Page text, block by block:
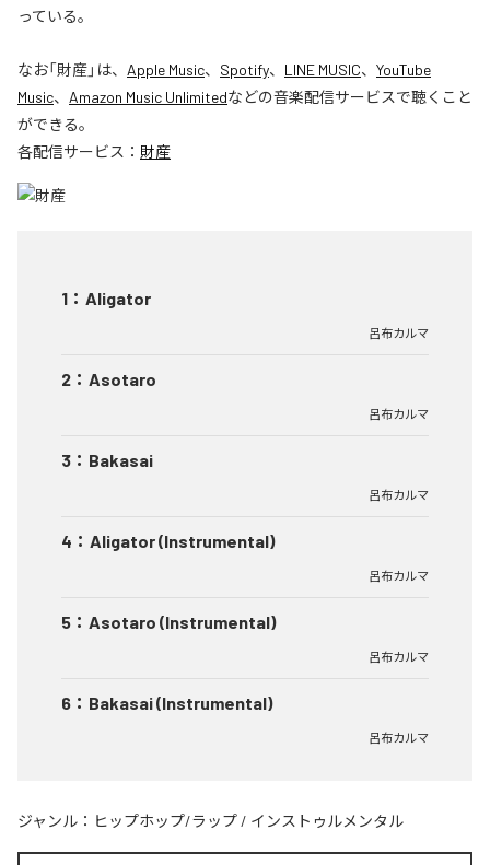
っている。
なお「財産」は、 Apple Music、 Spotify、 LINE MUSIC、 YouTube
Music、 Amazon Music Unlimitedなどの音楽配信サービスで聴くこと
ができる。
各配信サービス： 財産
1 ： Aligator
呂布カルマ
2 ： Asotaro
呂布カルマ
3 ： Bakasai
呂布カルマ
4 ： Aligator (Instrumental)
呂布カルマ
5 ： Asotaro (Instrumental)
呂布カルマ
6 ： Bakasai (Instrumental)
呂布カルマ
ジャンル： ヒップホップ/ラップ / インストゥルメンタル